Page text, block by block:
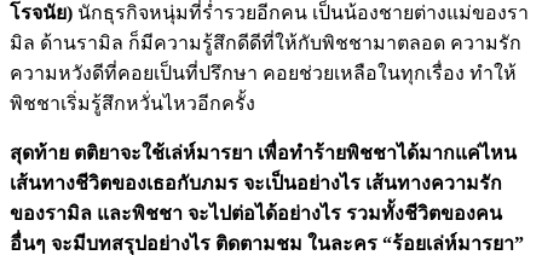
โรจนัย) นักธุรกิจหนุ่มที่ร่ำรวยอีกคน เป็นน้องชายต่างแม่ของรา
มิล ด้านรามิล ก็มีความรู้สึกดีดีที่ให้กับพิชชามาตลอด ความรัก
ความหวังดีที่คอยเป็นที่ปรึกษา คอยช่วยเหลือในทุกเรื่อง ทำให้
พิชชาเริ่มรู้สึกหวั่นไหวอีกครั้ง
สุดท้าย ตติยาจะใช้เล่ห์มารยา เพื่อทำร้ายพิชชาได้มากแค่ไหน
เส้นทางชีวิตของเธอกับภมร จะเป็นอย่างไร เส้นทางความรัก
ของรามิล และพิชชา จะไปต่อได้อย่างไร รวมทั้งชีวิตของคน
อื่นๆ จะมีบทสรุปอย่างไร ติดตามชม ในละคร “ร้อยเล่ห์มารยา”